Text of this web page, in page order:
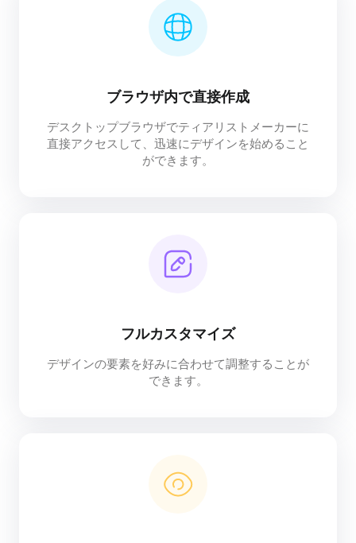
ブラウザ内で直接作成
デスクトップブラウザでティアリストメーカーに
直接アクセスして、迅速にデザインを始めること
ができます。
フルカスタマイズ
デザインの要素を好みに合わせて調整することが
できます。